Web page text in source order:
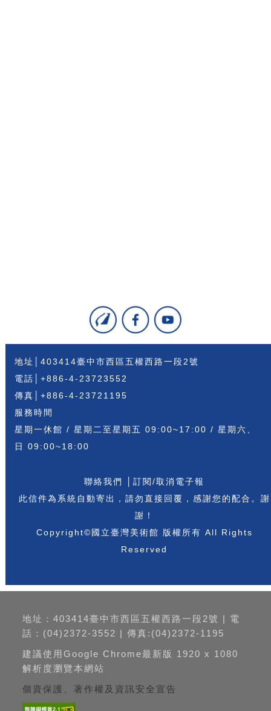
地址│403414臺中市西區五權西路一段2號
電話│+886-4-23723552
傳真│+886-4-23721195
服務時間
星期一休館 / 星期二至星期五 09:00~17:00 / 星期六、
日 09:00~18:00
聯絡我們 │訂閱/取消電子報
此信件為系統自動寄出，請勿直接回覆，感謝您的配合。謝
謝！
Copyright©國立臺灣美術館 版權所有 All Rights
Reserved
地址：403414臺中市西區五權西路一段2號 | 電
話：(04)2372-3552 | 傳真:(04)2372-1195
建議使用Google Chrome最新版 1920 x 1080
解析度瀏覽本網站
個資保護、著作權及資訊安全宣告